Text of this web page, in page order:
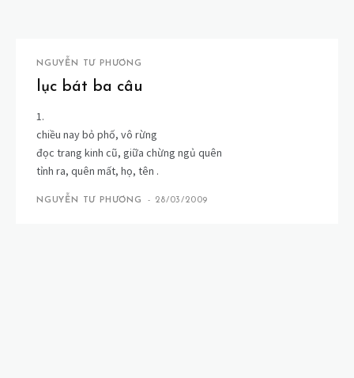
NGUYỄN TƯ PHƯƠNG
lục bát ba câu
1.
chiều nay bỏ phố, vô rừng
đọc trang kinh cũ, giữa chừng ngủ quên
tỉnh ra, quên mất, họ, tên .
NGUYỄN TƯ PHƯƠNG - 28/03/2009